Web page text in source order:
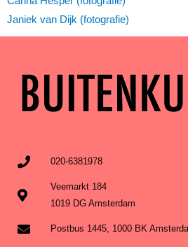
Janiek van Dijk (fotografie)
020-6381978
Veemarkt 184
1019 DG Amsterdam
Postbus 1445, 1000 BK